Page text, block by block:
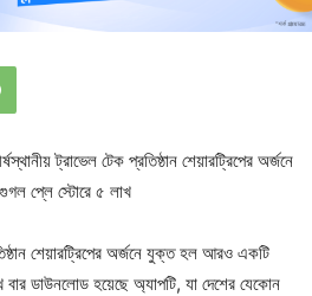
ট্রাভেল টেক প্রতিষ্ঠান শেয়ারট্রিপের অর্জনে
প্লে স্টোরে ৫ লাখ
শেয়ারট্রিপের অর্জনে যুক্ত হল আরও একটি
ডাউনলোড হয়েছে অ্যাপটি, যা দেশের যেকোন